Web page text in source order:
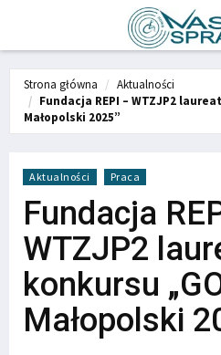
Strona główna
Aktualności
Fundacja REPI – WTZJP2
Małopolski 2025”
Aktualności Praca
Fundacja
WTZJP2
konkursu
Małopolski